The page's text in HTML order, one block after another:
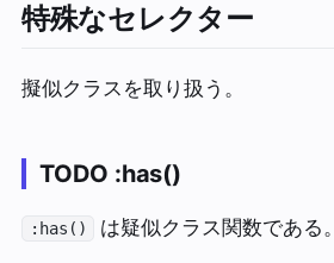
特殊なセレクター
擬似クラスを取り扱う。
TODO :has()
:has() は疑似クラス関数である。